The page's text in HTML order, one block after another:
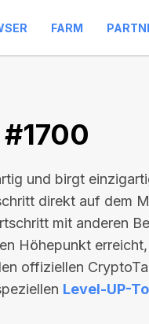
FARM
und birgt
direkt auf dem
mit anderen
Höhepunkt
offiziellen
Level-UP-